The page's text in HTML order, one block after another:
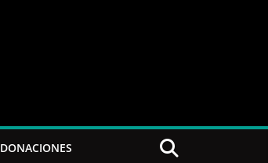
DONACIONES